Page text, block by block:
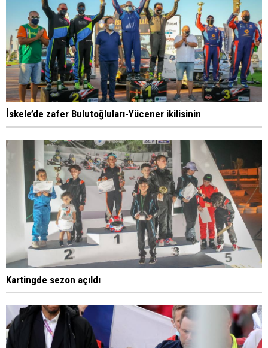
İskele’de zafer Bulutoğluları-Yücener ikilisinin
Kartingde sezon açıldı